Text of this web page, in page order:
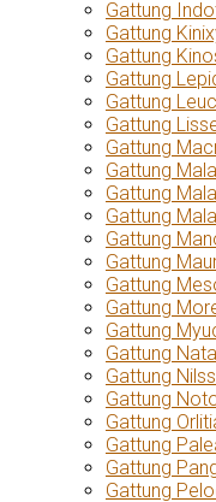
Gattung
Gattung
Gattung
Gattung
Gattung
Gattung
Gattung
Gattung
Gattung
Gattung
Gattung
Gattung
Gattung
Gattung
Gattung
Gattung
Gattung
Gattung
Gattung
Gattung
Gattung
Gattung